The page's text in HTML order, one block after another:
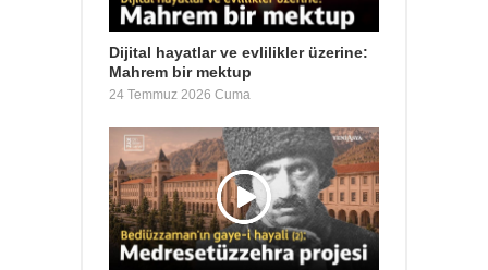
Dijital hayatlar ve evlilikler üzerine:
Mahrem bir mektup
24 Temmuz 2026 Cuma